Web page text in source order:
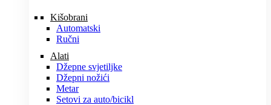
Kišobrani
Automatski
Ručni
Alati
Džepne svjetiljke
Džepni nožići
Metar
Setovi za auto/bicikl